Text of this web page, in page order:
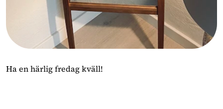
Ha en härlig fredag kväll!